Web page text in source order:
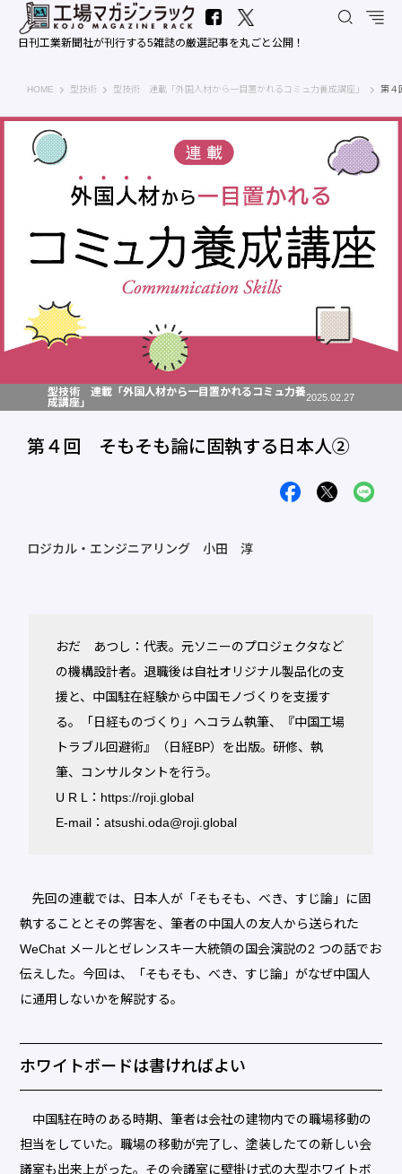
日刊工業新聞社が刊行する5雑誌の厳選記事を丸ごと公開！
HOME 工場マガジンラック｜日刊工業新聞社
型技術 型技術 連載「外国人材から一目置かれるコミュ力養成講座」 第４
型技術 連載「外国人材から一目置かれるコミュ力養
成講座」
2025.02.27
第４回 そもそも論に固執する日本人②
ロジカル・エンジニアリング 小田 淳
おだ あつし：代表。元ソニーのプロジェクタなど
の機構設計者。退職後は自社オリジナル製品化の支
援と、中国駐在経験から中国モノづくりを支援す
る。「日経ものづくり」へコラム執筆、『中国工場
トラブル回避術』（日経BP）を出版。研修、執
筆、コンサルタントを行う。
U R L： https://roji.global
E-mail：atsushi.oda@roji.global
先回の連載では、日本人が「そもそも、べき、すじ論」に固
執することとその弊害を、筆者の中国人の友人から送られた
WeChat メールとゼレンスキー大統領の国会演説の2 つの話でお
伝えした。今回は、「そもそも、べき、すじ論」がなぜ中国人
に通用しないかを解説する。
ホワイトボードは書ければよい
中国駐在時のある時期、筆者は会社の建物内での職場移動の
担当をしていた。職場の移動が完了し、塗装したての新しい会
議室も出来上がった。その会議室に壁掛け式の大型ホワイトボ